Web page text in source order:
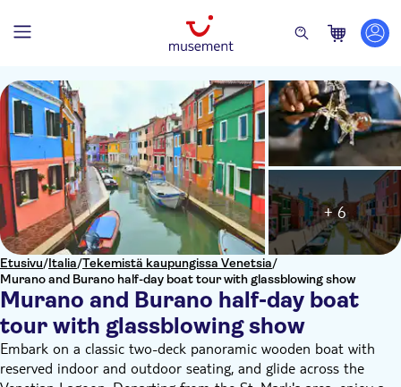
Etusivu/Italia/Tekemistä kaupungissa Venetsia/
Murano and Burano half-day boat tour with glassblowing show
Murano and Burano half-day boat
tour with glassblowing show
+ 6
Embark on a classic two-deck panoramic wooden boat with
reserved indoor and outdoor seating, and glide across the